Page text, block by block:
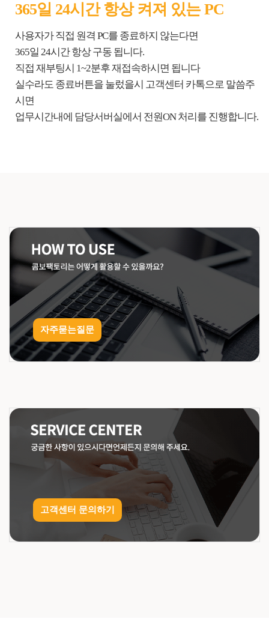
365일 24시간 항상 켜져 있는 PC
사용자가 직접 원격 PC를 종료하지 않는다면
365일 24시간 항상 구동 됩니다.
직접 재부팅시 1~2분후 재접속하시면 됩니다
실수라도 종료버튼을 눌렀을시 고객센터 카톡으로 말씀주
시면
업무시간내에 담당서버실에서 전원ON 처리를 진행합니다.
자주묻는질문
고객센터 문의하기